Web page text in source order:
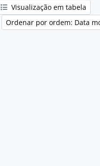
Visualização em tabela
Ordenar por ordem: Data